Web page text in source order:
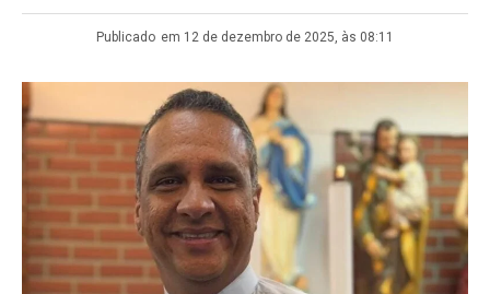
Publicado em 12 de dezembro de 2025, às 08:11